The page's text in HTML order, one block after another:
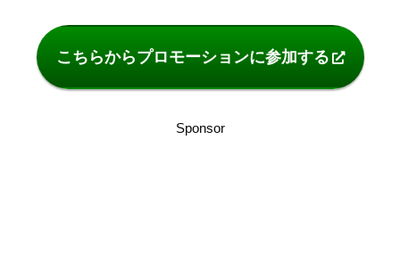
こちらからプロモーションに参加する
Sponsor